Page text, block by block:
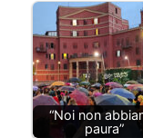
“Noi non
paura”